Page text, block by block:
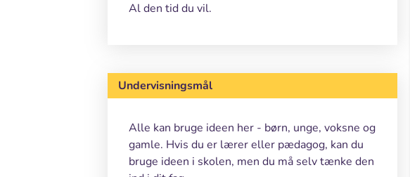
Al den tid du vil.
Undervisningsmål
Alle kan bruge ideen her - børn, unge, voksne og
gamle. Hvis du er lærer eller pædagog, kan du
bruge ideen i skolen, men du må selv tænke den